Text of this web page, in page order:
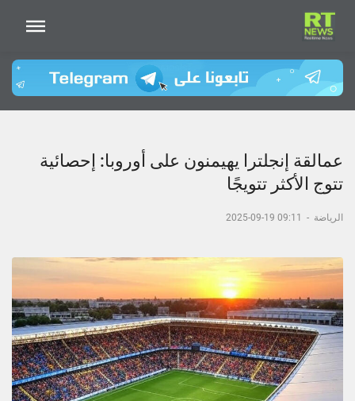
عمالقة إنجلترا يهيمنون على أوروبا: إحصائية
تتوج الأكثر تتويجًا
الرياضة -
09:11 19-09-2025